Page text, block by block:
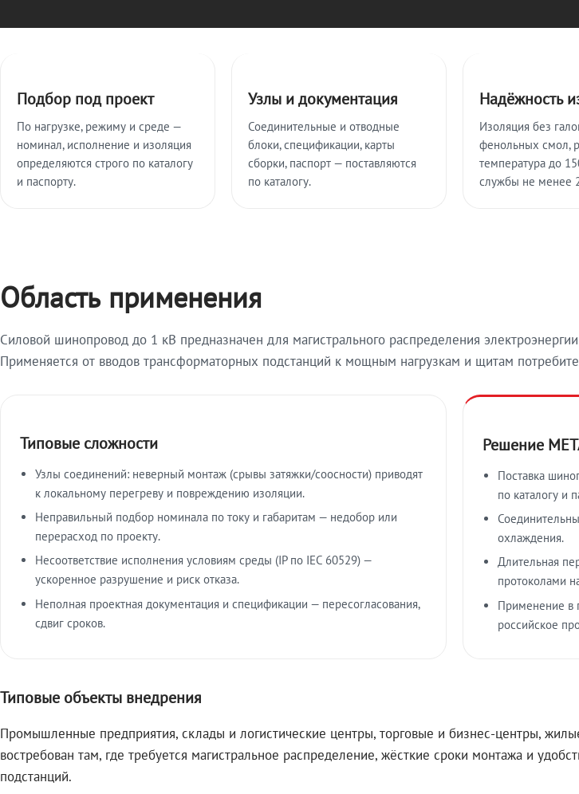
Подбор под проект
По нагрузке, режиму и среде —
номинал, исполнение и изоляция
определяются строго по каталогу
и паспорту.
Узлы и документация
Соединительные и отводные
блоки, спецификации, карты
сборки, паспорт — поставляются
по каталогу.
Надёжность
Изоляция без
фенольных смол,
температура до
службы не менее
Область применения
Силовой шинопровод до 1 кВ предназначен для магистрального распределения
Применяется от вводов трансформаторных подстанций к мощным нагрузкам и щитам
Типовые сложности
Узлы соединений: неверный монтаж (срывы затяжки/соосности) приводят
к локальному перегреву и повреждению изоляции.
Неправильный подбор номинала по току и габаритам — недобор или
перерасход по проекту.
Несоответствие исполнения условиям среды (IP по IEC 60529) —
ускоренное разрушение и риск отказа.
Неполная проектная документация и спецификации — пересогласования,
сдвиг сроков.
Решение
Поставка
по каталогу и
охлаждения.
Длительная
протоколами
Применение в
российское
Типовые объекты внедрения
Промышленные предприятия, склады и логистические центры, торговые и бизнес-центры,
востребован там, где требуется магистральное распределение, жёсткие сроки монтажа и
подстанций.